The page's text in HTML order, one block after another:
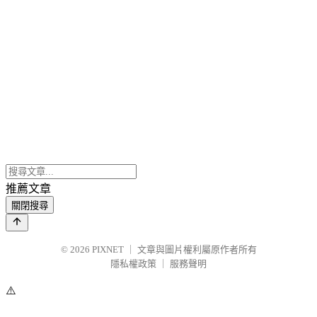
推薦文章
關閉搜尋
© 2026 PIXNET
文章與圖片權利屬原作者所有
隱私權政策
服務聲明
⚠️